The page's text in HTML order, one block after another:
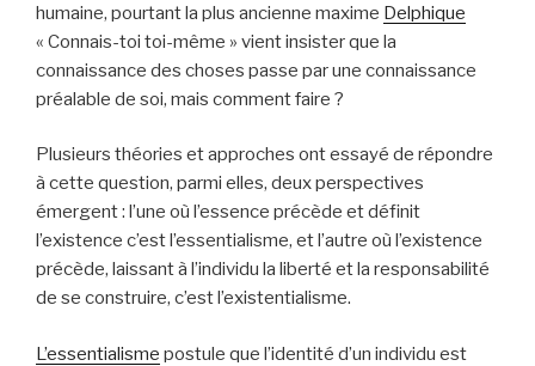
humaine, pourtant la plus ancienne maxime Delphique
« Connais-toi toi-même » vient insister que la
connaissance des choses passe par une connaissance
préalable de soi, mais comment faire ?
Plusieurs théories et approches ont essayé de répondre
à cette question, parmi elles, deux perspectives
émergent : l’une où l’essence précède et définit
l’existence c’est l’essentialisme, et l’autre où l’existence
précède, laissant à l’individu la liberté et la responsabilité
de se construire, c’est l’existentialisme.
L’essentialisme postule que l’identité d’un individu est